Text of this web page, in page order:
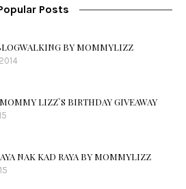
Posts
BY MOMMYLIZZ
LIZZ`S BIRTHDAY GIVEAWAY
NAK KAD RAYA BY MOMMYLIZZ